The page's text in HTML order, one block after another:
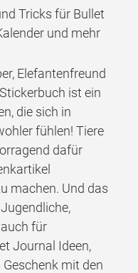
Tricks für Bullet
und mehr
Elefantenfreund
ist ein
die sich in
fühlen! Tiere
dafür
machen. Und das
für
Journal Ideen,
mit den